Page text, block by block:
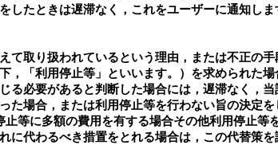
たときは遅滞なく，これをユーザーに通知しま
て取り扱われているという理由，または不正の
，「利用停止等」といいます。）を求められた
る必要があると判断した場合には，遅滞なく，
た場合，または利用停止等を行わない旨の決定
等に多額の費用を有する場合その他利用停止等
代わるべき措置をとれる場合は，この代替策を